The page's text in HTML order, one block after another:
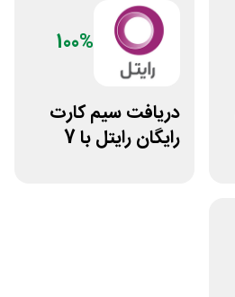
100%
دریافت سیم کارت
رایگان رایتل با 7